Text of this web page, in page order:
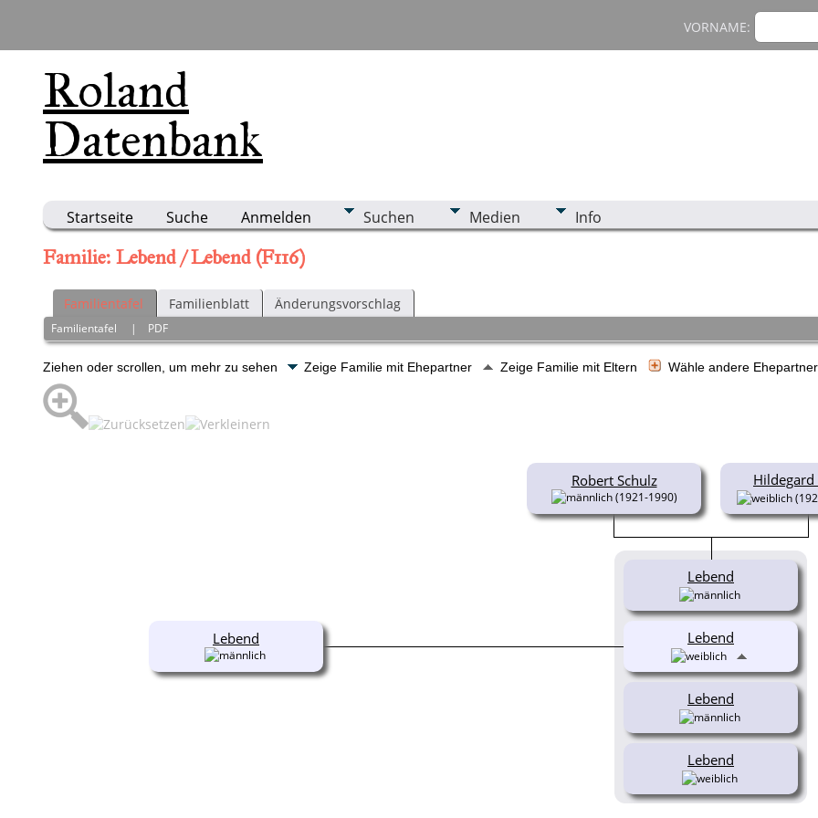
Roland
Datenbank
VORNAME:
Startseite Suche Anmelden Suchen Medien Info
Familie: Lebend / Lebend (F116)
Familientafel Familienblatt Änderungsvorschlag
Familientafel | PDF
Ziehen oder scrollen, um mehr zu sehen Zeige Familie mit Ehepartner Zeige Familie mit Eltern Wähle andere Ehepartner
Robert Schulz
(1921-1990)
Hildegard
Lebend
Lebend
Lebend
Lebend Lebend